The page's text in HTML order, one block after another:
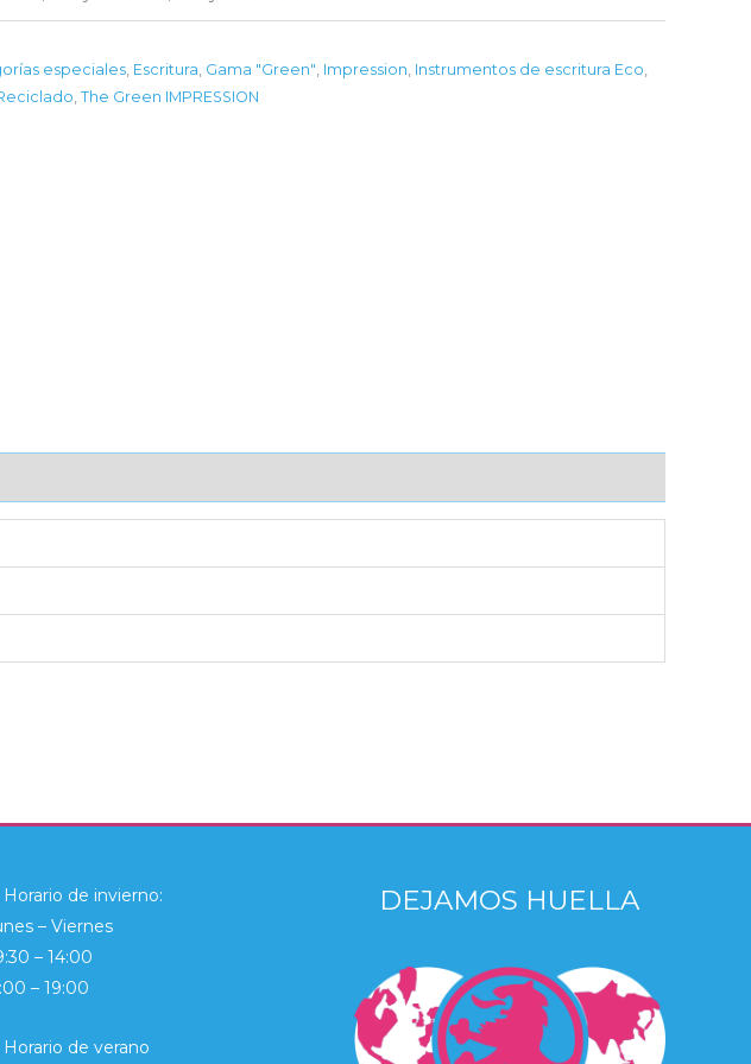
especiales, Escritura, Gama "Green", Impression, Instrumentos de escritura Eco,
, The Green IMPRESSION
Horario de invierno:
– Viernes
– 14:00
– 19:00
Horario de verano
DEJAMOS HUELLA